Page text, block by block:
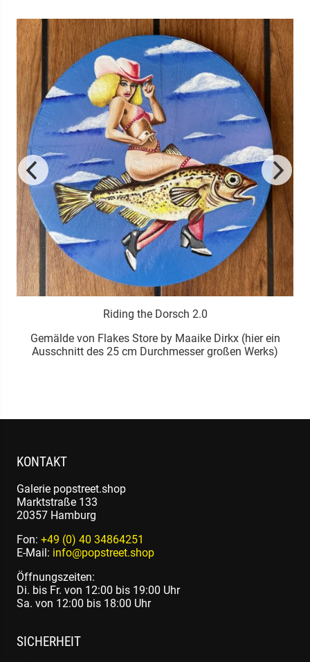
Riding the Dorsch 2.0
Gemälde von Flakes Store by Maaike Dirkx (hier ein
Ausschnitt des 25 cm Durchmesser großen Werks)
KONTAKT
Galerie popstreet.shop
Marktstraße 133
20357 Hamburg
Fon: +49 (0) 40 34864251
E-Mail: info@popstreet.shop
Öffnungszeiten:
Di. bis Fr. von 12:00 bis 19:00 Uhr
Sa. von 12:00 bis 18:00 Uhr
SICHERHEIT